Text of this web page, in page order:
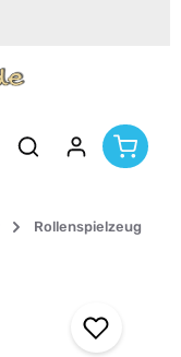
Rollenspielzeug